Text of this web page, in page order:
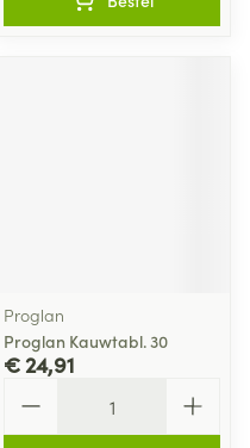
Proglan
Proglan Kauwtabl. 30
€ 24,91